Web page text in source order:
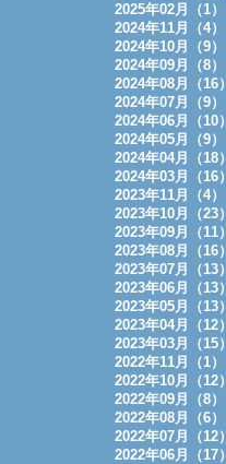
2025年02月（1）
2024年11月（4）
2024年10月（9）
2024年09月（8）
2024年08月（16）
2024年07月（9）
2024年06月（10）
2024年05月（9）
2024年04月（18）
2024年03月（16）
2023年11月（4）
2023年10月（23）
2023年09月（11）
2023年08月（16）
2023年07月（13）
2023年06月（13）
2023年05月（13）
2023年04月（12）
2023年03月（15）
2022年11月（1）
2022年10月（12）
2022年09月（8）
2022年08月（6）
2022年07月（12）
2022年06月（17）